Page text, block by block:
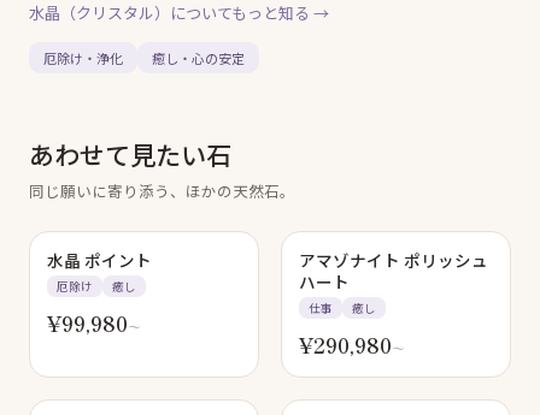
水晶（クリスタル） についてもっと知る →
厄除け・浄化 癒し・心の安定
あわせて見たい石
同じ願いに寄り添う、ほかの天然石。
水晶 ポイント
厄除け 癒し
¥99,980〜
アマゾナイト ポリッシュ
ハート
仕事 癒し
¥290,980〜